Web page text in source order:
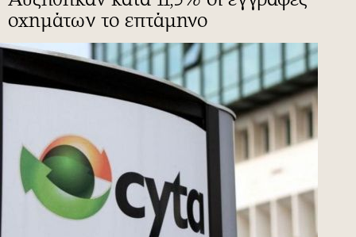
οχημάτων το επτάμηνο